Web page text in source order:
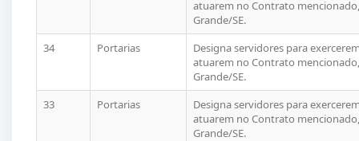
atuarem no Contrato
Grande/SE.
34
Portarias
Designa servidores para
atuarem no Contrato
Grande/SE.
33
Portarias
Designa servidores para
atuarem no Contrato
Grande/SE.